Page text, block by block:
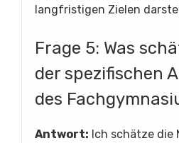
langfristigen Zielen
Frage 5: Was
der spezifischen
des
Antwort: Ich schätze die